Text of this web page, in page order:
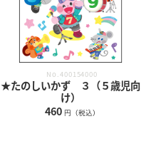
No.400154000
★たのしいかず ３（５歳児向
け）
460 円（税込）